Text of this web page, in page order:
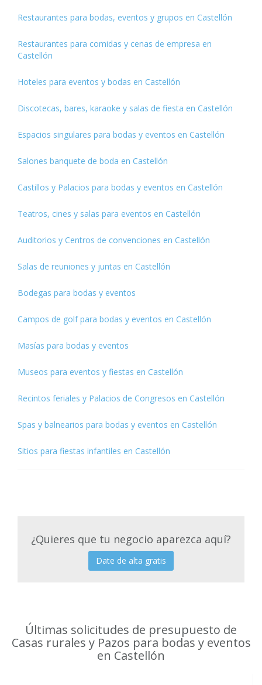
Restaurantes para bodas, eventos y grupos en Castellón
Restaurantes para comidas y cenas de empresa en
Castellón
Hoteles para eventos y bodas en Castellón
Discotecas, bares, karaoke y salas de fiesta en Castellón
Espacios singulares para bodas y eventos en Castellón
Salones banquete de boda en Castellón
Castillos y Palacios para bodas y eventos en Castellón
Teatros, cines y salas para eventos en Castellón
Auditorios y Centros de convenciones en Castellón
Salas de reuniones y juntas en Castellón
Bodegas para bodas y eventos
Campos de golf para bodas y eventos en Castellón
Masías para bodas y eventos
Museos para eventos y fiestas en Castellón
Recintos feriales y Palacios de Congresos en Castellón
Spas y balnearios para bodas y eventos en Castellón
Sitios para fiestas infantiles en Castellón
¿Quieres que tu negocio aparezca aquí?
Date de alta gratis
Últimas solicitudes de presupuesto de
Casas rurales y Pazos para bodas y eventos
en Castellón